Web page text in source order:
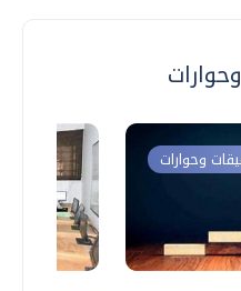
وحوارات